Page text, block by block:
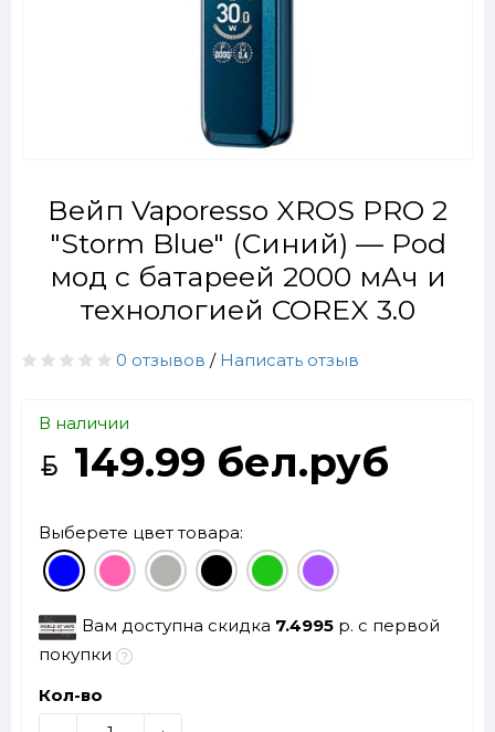
Вейп Vaporesso XROS PRO 2
"Storm Blue" (Синий) — Pod
мод с батареей 2000 мАч и
технологией COREX 3.0
0 отзывов / Написать отзыв
В наличии
149.99 бел.руб
Выберете цвет товара:
Вам доступна скидка 7.4995 р. с первой
покупки
Кол-во